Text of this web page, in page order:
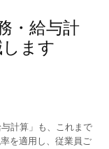
・給与計
ます
計算」も、これまで
を適用し、従業員ご